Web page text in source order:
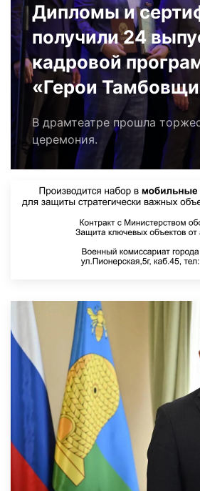
Дипломы и
получили 24
кадровой
«Герои
В драмтеатре прошла
церемония.